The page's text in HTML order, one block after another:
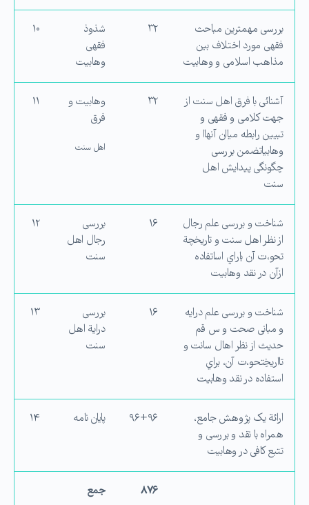
بررسی مهمترین مباحث
فقهی مورد اختلاف بین
مذاهب اسلامی و وهابیت
شذوذ
فقهی
وهابیت
۱۰
آشنائی با فرق اهل سنت از
جهت كلامی و فقهی و
تبیین رابطه میاان آنهاا و
وهابیاتضمن بررسی
چگونگی پیدایش اهل
سنت
وهابیت و
فرق
اهل سنت
۱۱
شناخت و بررسی علم رجال
از نظر اهل سنت و تاریخچة
تحو،ت آن باراي اساتفاده
ازآن در نقد وهابیت
بررسی
رجال اهل
سنت
شناخت و بررسی علم درایه
و مبانی صحت و س قم
حدیث از نظر اهال سانت و
تااریخِتحو،ت آن، براي
استفاده در نقد وهابیت
بررسی
درایة اهل
سنت
۱۳
ارائة یک پژوهش جامع،
همراه با نقد و بررسی و
تتبع كافی در وهابیت
پایان نامه ۱۴
۸۷۶ جمع